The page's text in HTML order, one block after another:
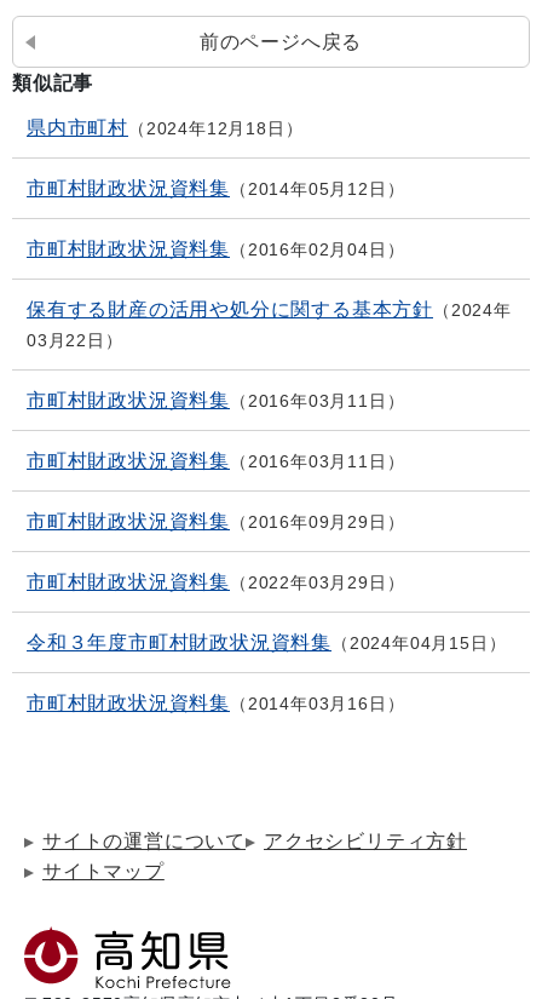
前のページへ戻る
類似記事
県内市町村 2024年12月18日
市町村財政状況資料集 2014年05月12日
市町村財政状況資料集 2016年02月04日
保有する財産の活用や処分に関する基本方針
2024年
03月22日
市町村財政状況資料集 2016年03月11日
市町村財政状況資料集 2016年03月11日
市町村財政状況資料集 2016年09月29日
市町村財政状況資料集 2022年03月29日
令和３年度市町村財政状況資料集 2024年04月15日
市町村財政状況資料集 2014年03月16日
サイトの運営について
アクセシビリティ方針
サイトマップ